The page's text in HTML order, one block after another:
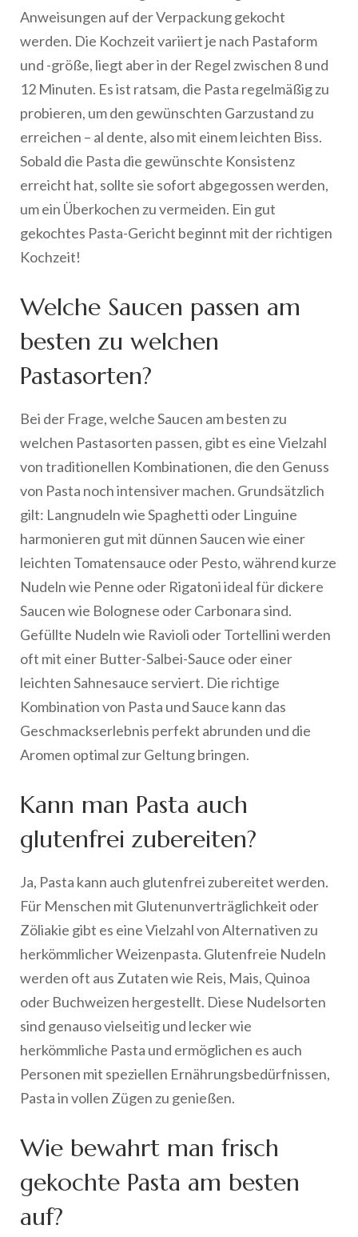
Anweisungen auf der Verpackung gekocht
werden. Die Kochzeit variiert je nach Pastaform
und -größe, liegt aber in der Regel zwischen 8 und
12 Minuten. Es ist ratsam, die Pasta regelmäßig zu
probieren, um den gewünschten Garzustand zu
erreichen – al dente, also mit einem leichten Biss.
Sobald die Pasta die gewünschte Konsistenz
erreicht hat, sollte sie sofort abgegossen werden,
um ein Überkochen zu vermeiden. Ein gut
gekochtes Pasta-Gericht beginnt mit der richtigen
Kochzeit!
Welche Saucen passen am
besten zu welchen
Pastasorten?
Bei der Frage, welche Saucen am besten zu
welchen Pastasorten passen, gibt es eine Vielzahl
von traditionellen Kombinationen, die den Genuss
von Pasta noch intensiver machen. Grundsätzlich
gilt: Langnudeln wie Spaghetti oder Linguine
harmonieren gut mit dünnen Saucen wie einer
leichten Tomatensauce oder Pesto, während kurze
Nudeln wie Penne oder Rigatoni ideal für dickere
Saucen wie Bolognese oder Carbonara sind.
Gefüllte Nudeln wie Ravioli oder Tortellini werden
oft mit einer Butter-Salbei-Sauce oder einer
leichten Sahnesauce serviert. Die richtige
Kombination von Pasta und Sauce kann das
Geschmackserlebnis perfekt abrunden und die
Aromen optimal zur Geltung bringen.
Kann man Pasta auch
glutenfrei zubereiten?
Ja, Pasta kann auch glutenfrei zubereitet werden.
Für Menschen mit Glutenunverträglichkeit oder
Zöliakie gibt es eine Vielzahl von Alternativen zu
herkömmlicher Weizenpasta. Glutenfreie Nudeln
werden oft aus Zutaten wie Reis, Mais, Quinoa
oder Buchweizen hergestellt. Diese Nudelsorten
sind genauso vielseitig und lecker wie
herkömmliche Pasta und ermöglichen es auch
Personen mit speziellen Ernährungsbedürfnissen,
Pasta in vollen Zügen zu genießen.
Wie bewahrt man frisch
gekochte Pasta am besten
auf?